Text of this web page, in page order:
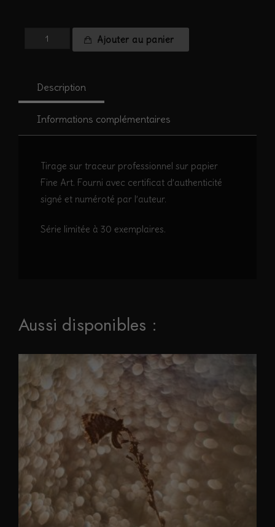
quantité
#13
Ajouter au panier
Description
Informations complémentaires
Tirage sur traceur professionnel sur papier
Fine Art. Fourni avec certificat d’authenticité
signé et numéroté par l’auteur.
Série limitée à 30 exemplaires.
Aussi disponibles :